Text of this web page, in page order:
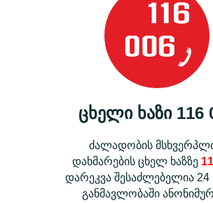
ცხელი ხაზი 116
ძალადობის
დახმარების ცხელ ხაზზე
დარეკვა შესაძლებელია 24
განმავლობაში